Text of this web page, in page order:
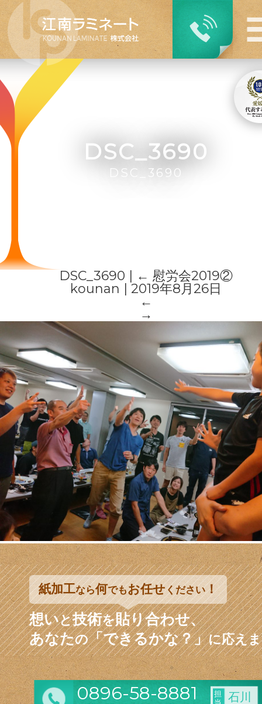
DSC_3690
DSC_3690 ← 慰労会2019②
kounan
|2019年8月26日
←
→
紙加工なら何でもお任せください！
想いと技術を貼り合わせ、
あなたの「できるかな？」に応え
0896-58-8881
担
当
石川